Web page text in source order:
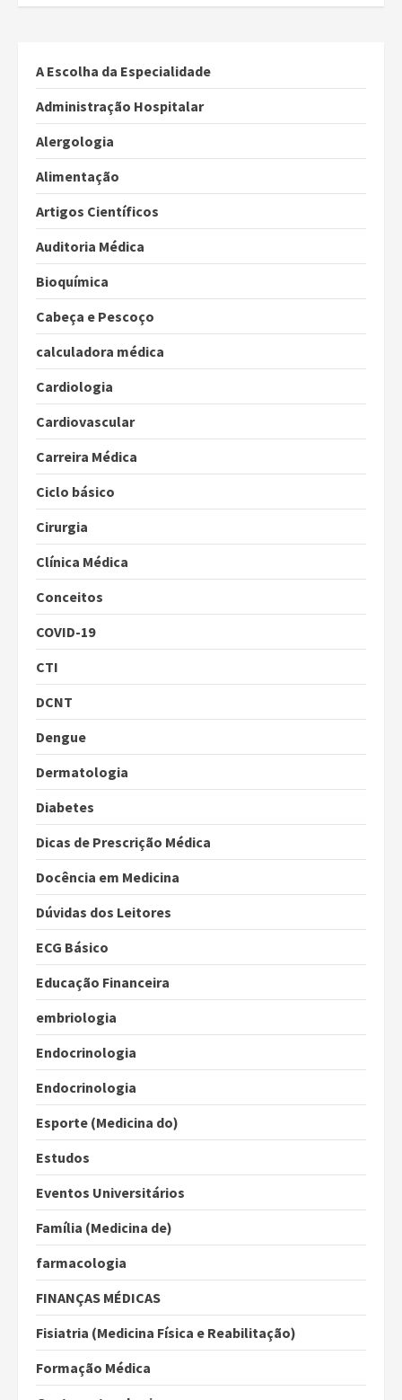
A Escolha da Especialidade
Administração Hospitalar
Alergologia
Alimentação
Artigos Científicos
Auditoria Médica
Bioquímica
Cabeça e Pescoço
calculadora médica
Cardiologia
Cardiovascular
Carreira Médica
Ciclo básico
Cirurgia
Clínica Médica
Conceitos
COVID-19
CTI
DCNT
Dengue
Dermatologia
Diabetes
Dicas de Prescrição Médica
Docência em Medicina
Dúvidas dos Leitores
ECG Básico
Educação Financeira
embriologia
Endocrinologia
Endocrinologia
Esporte (Medicina do)
Estudos
Eventos Universitários
Família (Medicina de)
farmacologia
FINANÇAS MÉDICAS
Fisiatria (Medicina Física e Reabilitação)
Formação Médica